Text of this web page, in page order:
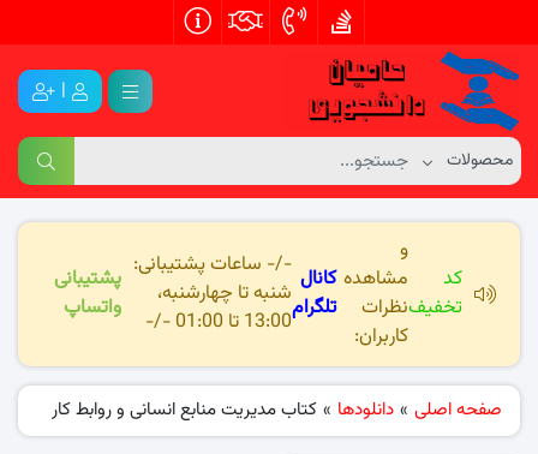
|
کد
تخفیف
و
مشاهده
نظرات
کاربران:
کانال
تلگرام
-/- ساعات پشتیبانی:
شنبه تا چهارشنبه،
13:00 تا 01:00 -/-
پشتیبانی
واتساپ
صفحه اصلی » دانلودها » کتاب مدیریت منابع انسانی و روابط کار